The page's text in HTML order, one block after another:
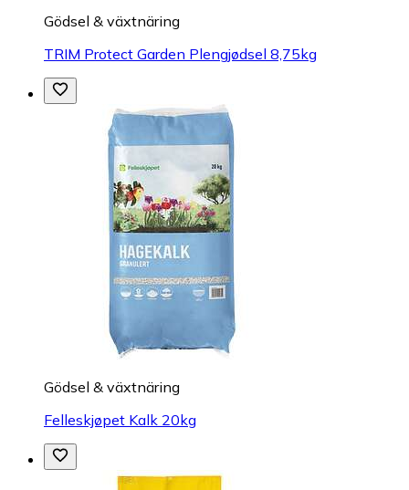
Gödsel & växtnäring
TRIM Protect Garden Plengjødsel 8,75kg
Gödsel & växtnäring
Felleskjøpet Kalk 20kg